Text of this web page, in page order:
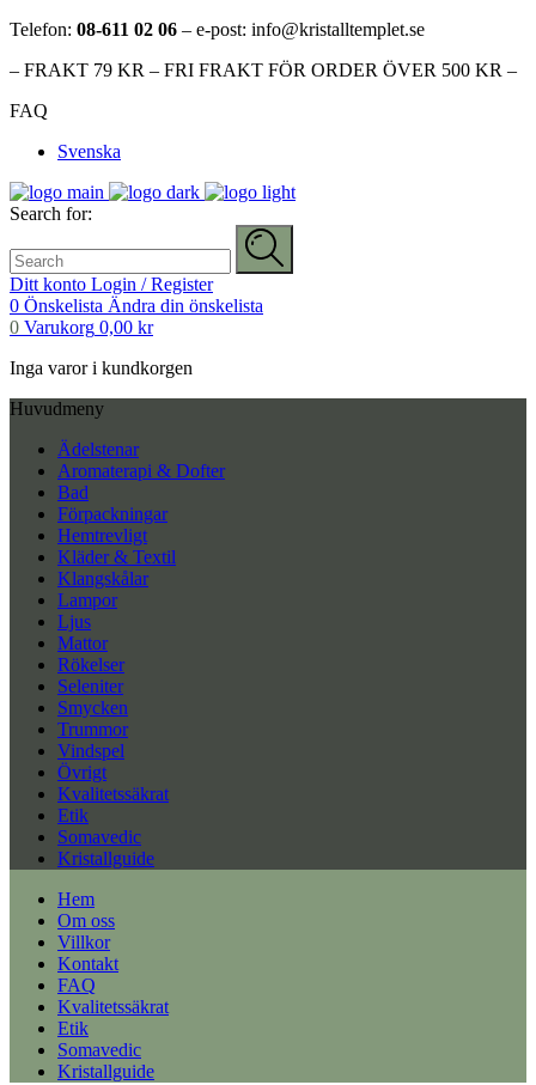
Telefon: 08-611 02 06 – e-post: info@kristalltemplet.se
– FRAKT 79 KR – FRI FRAKT FÖR ORDER ÖVER 500 KR –
FAQ
Svenska
Search for:
Ditt konto Login / Register
0 Önskelista Ändra din önskelista
0 Varukorg 0,00 kr
Inga varor i kundkorgen
Huvudmeny
Ädelstenar
Aromaterapi & Dofter
Bad
Förpackningar
Hemtrevligt
Kläder & Textil
Klangskålar
Lampor
Ljus
Mattor
Rökelser
Seleniter
Smycken
Trummor
Vindspel
Övrigt
Kvalitetssäkrat
Etik
Somavedic
Kristallguide
Hem
Om oss
Villkor
Kontakt
FAQ
Kvalitetssäkrat
Etik
Somavedic
Kristallguide